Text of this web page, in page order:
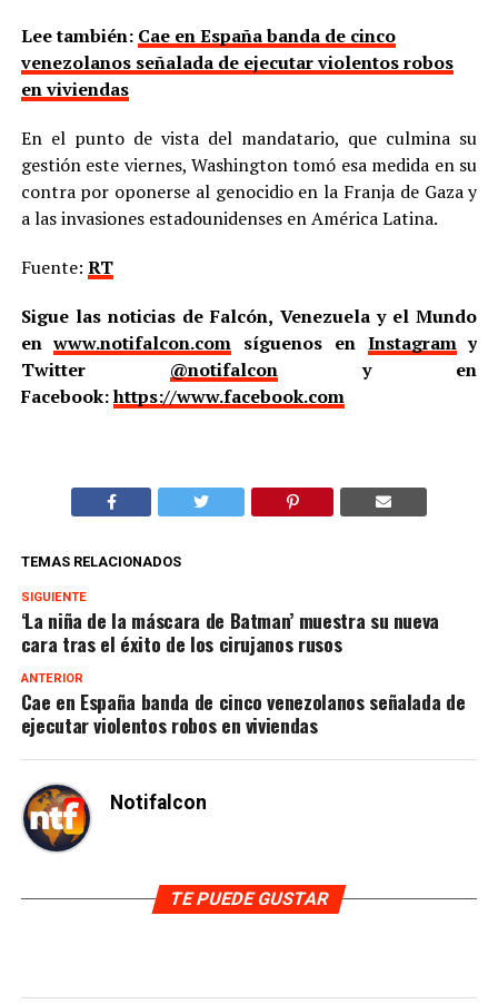
Lee también: Cae en España banda de cinco
venezolanos señalada de ejecutar violentos robos
en viviendas
En el punto de vista del mandatario, que culmina su
gestión este viernes, Washington tomó esa medida en su
contra por oponerse al genocidio en la Franja de Gaza y
a las invasiones estadounidenses en América Latina.
Fuente: RT
Sigue las noticias de Falcón, Venezuela y el Mundo
enwww.notifalcon.com síguenos en Instagramy
Twitter @notifalcony en
Facebook:https://www.facebook.com
TEMAS RELACIONADOS
SIGUIENTE
‘La niña de la máscara de Batman’ muestra su nueva
cara tras el éxito de los cirujanos rusos
ANTERIOR
Cae en España banda de cinco venezolanos señalada de
ejecutar violentos robos en viviendas
Notifalcon
TE PUEDE GUSTAR